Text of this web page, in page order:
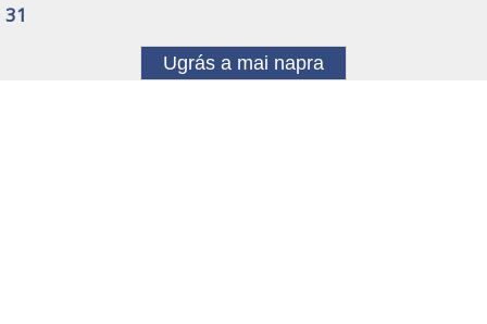
31
Ugrás a mai napra